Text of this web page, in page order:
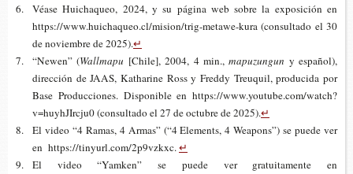
Véase Hui­cha­queo, 2024, y su pági­na web sobre la expo­si­ción en
https://​www.​huichaqueo.​cl/​mision/​trig-​metawe-​kura (con­sul­ta­do el 30
de noviem­bre de 2025).↵
“Newen” (Wallmapu [Chile], 2004, 4 min.,mapuzungun y espa­ñol),
direc­ción de JAAS, Kat­ha­ri­ne Ross y Freddy Treu­quil, pro­du­ci­da por
Base Pro­duc­cio­nes. Dis­po­ni­ble en https://​www.​youtube.​com/​watch?​
v=huy​hJIr​cju0 (con­sul­ta­do el 27 de octu­bre de 2025).↵
El video “4 Ramas, 4 Armas” (“4 Ele­ments, 4 Wea­pons”) se puede ver
en https://tinyurl.com/2p9vzkxc.↵
El video “Yam­ken” se puede ver gra­tui­ta­men­te en